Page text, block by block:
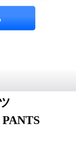
PANTS